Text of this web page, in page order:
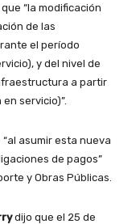
“la modificación
de las
el período
y del nivel de
a partir
servicio)”.
asumir esta nueva
de pagos”
y Obras Públicas.
dijo que el 25 de